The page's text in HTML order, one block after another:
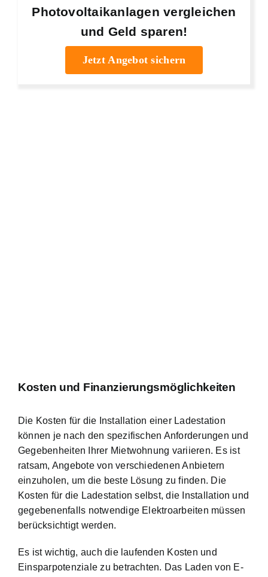
Photovoltaikanlagen vergleichen
und Geld sparen!
Jetzt Angebot sichern
Kosten und Finanzierungsmöglichkeiten
Die Kosten für die Installation einer Ladestation
können je nach den spezifischen Anforderungen und
Gegebenheiten Ihrer Mietwohnung variieren. Es ist
ratsam, Angebote von verschiedenen Anbietern
einzuholen, um die beste Lösung zu finden. Die
Kosten für die Ladestation selbst, die Installation und
gegebenenfalls notwendige Elektroarbeiten müssen
berücksichtigt werden.
Es ist wichtig, auch die laufenden Kosten und
Einsparpotenziale zu betrachten. Das Laden von E-